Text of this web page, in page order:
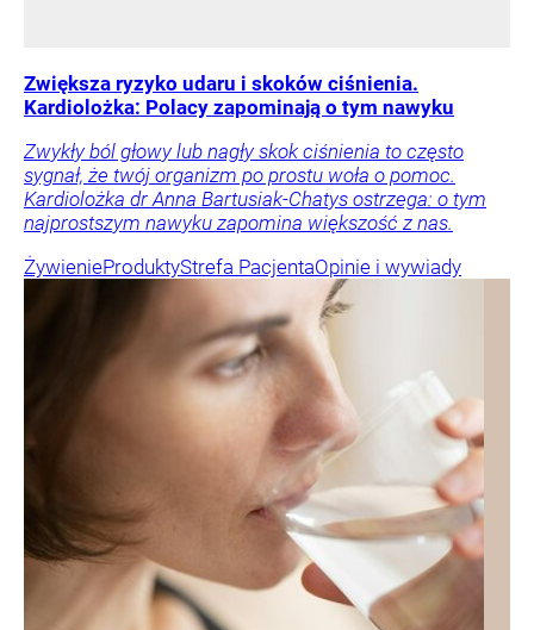
Zwiększa ryzyko udaru i skoków ciśnienia.
Kardiolożka: Polacy zapominają o tym nawyku
Zwykły ból głowy lub nagły skok ciśnienia to często
sygnał, że twój organizm po prostu woła o pomoc.
Kardiolożka dr Anna Bartusiak-Chatys ostrzega: o tym
najprostszym nawyku zapomina większość z nas.
ŻywienieProduktyStrefa PacjentaOpinie i wywiady